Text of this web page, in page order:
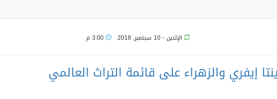
الإثنين - 10 سبتمبر, 2018 3:00 م
إيفري والزهراء على قائمة التراث العالمي